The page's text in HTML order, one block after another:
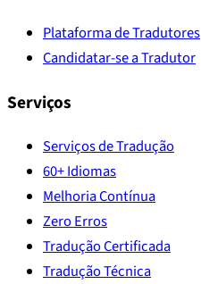
Plataforma de Tradutores
Candidatar-se a Tradutor
Serviços
Serviços de Tradução
60+ Idiomas
Melhoria Contínua
Zero Erros
Tradução Certificada
Tradução Técnica